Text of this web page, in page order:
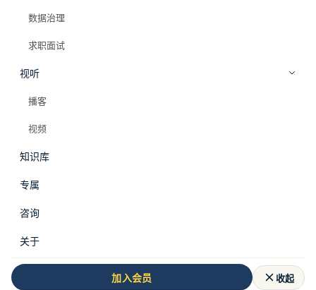
数据治理
求职面试
视听
播客
视频
知识库
专属
咨询
关于
加入会员 收起
全部标签
专业影响力
共 1 篇文章
MAX